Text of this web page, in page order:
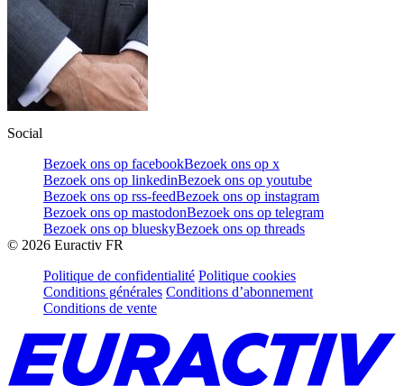
Social
Bezoek ons op facebookBezoek ons op x
Bezoek ons op linkedinBezoek ons op youtube
Bezoek ons op rss-feedBezoek ons op instagram
Bezoek ons op mastodonBezoek ons op telegram
Bezoek ons op blueskyBezoek ons op threads
© 2026 Euractiv FR
Politique de confidentialité Politique cookies
Conditions générales Conditions d’abonnement
Conditions de vente